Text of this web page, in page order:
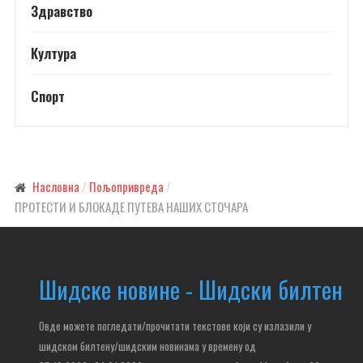
Здравство
Култура
Спорт
Насловна
Пољопривреда
ПРО­ТЕ­СТИ И БЛО­КА­ДЕ ПУ­ТЕ­ВА НА­ШИХ СТО­ЧА­РА
Шидске новине - Шидски билтен
Овде можете погледати/прочитати текстове који су излазили у
шидском билтену/шидским новинама у времену од